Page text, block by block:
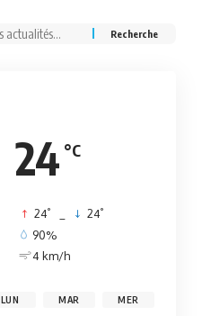
24 °C
24° 24°
90%
4 km/h
LUN MAR MER